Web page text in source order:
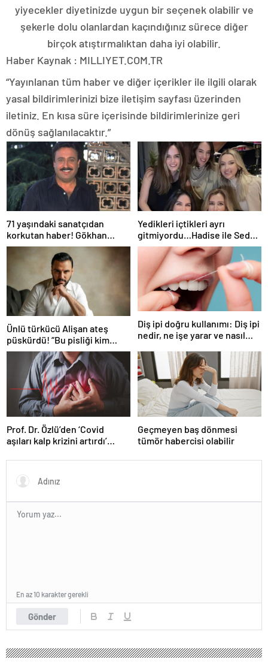
yiyecekler diyetinizde uygun bir seçenek olabilir ve
şekerle dolu olanlardan kaçındığınız sürece diğer
birçok atıştırmalıktan daha iyi olabilir.
Haber Kaynak : MILLIYET.COM.TR
“Yayınlanan tüm haber ve diğer içerikler ile ilgili olarak
yasal bildirimlerinizi bize iletişim sayfası üzerinden
iletiniz. En kısa süre içerisinde bildirimlerinize geri
dönüş sağlanılacaktır.”
71 yaşındaki sanatçıdan
korkutan haber! Gökhan
Güney hastaneye kaldırıldı!
Yedikleri içtikleri ayrı
gitmiyordu…Hadise ile Seda
Bakan arasında ipler koptu!
Seda Bakan’dan manidar
paylaşım…
Ünlü türkücü Alişan ateş
püskürdü! “Bu pisliği kim
yaptıysa ortaya çıkacak!”
Diş ipi doğru kullanımı: Diş ipi
nedir, ne işe yarar ve nasıl
Prof. Dr. Özlü’den ‘Covid
aşıları kalp krizini artırdı’
Geçmeyen baş dönmesi
tümör habercisi olabilir
Gönder
En az 10 karakter gerekli